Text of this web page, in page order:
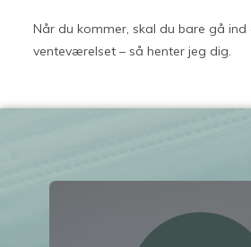
Når du kommer, skal du bare gå
venteværelset – så henter jeg dig.